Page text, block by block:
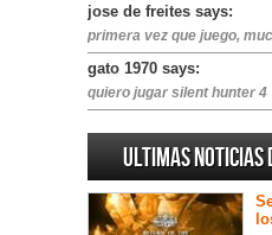
jose de freites says:
primera vez que juego,
gato 1970 says:
quiero jugar silent hunter 4
Ultimas noticias